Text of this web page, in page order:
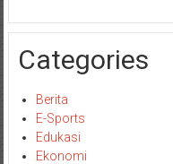
Categories
Berita
E-Sports
Edukasi
Ekonomi